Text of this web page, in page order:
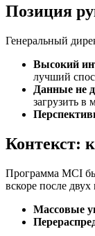
Позиция
Генеральный
Высокий
лучший
Данные не
загрузить
Контекст:
Программа MCI
вскоре после
Массовые